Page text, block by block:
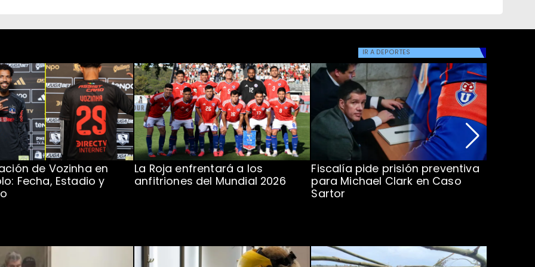
IR A DEPORTES
de Vozinha en
Fecha, Estadio y
La Roja enfrentará a los
anfitriones del Mundial 2026
Fiscalía pide prisión preventiva
para Michael Clark en Caso
Sartor